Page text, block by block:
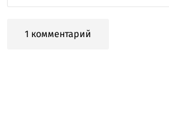
1 комментарий